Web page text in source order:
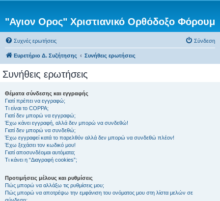
"Αγιον Ορος" Χριστιανικό Ορθόδοξο Φόρουμ
Συχνές ερωτήσεις Σύνδεση
Ευρετήριο Δ. Συζήτησης Συνήθεις ερωτήσεις
Συνήθεις ερωτήσεις
Θέματα σύνδεσης και εγγραφής
Γιατί πρέπει να εγγραφώ;
Τι είναι το COPPA;
Γιατί δεν μπορώ να εγγραφώ;
Έχω κάνει εγγραφή, αλλά δεν μπορώ να συνδεθώ!
Γιατί δεν μπορώ να συνδεθώ;
Έχω εγγραφεί κατά το παρελθόν αλλά δεν μπορώ να συνδεθώ πλέον!
Έχω ξεχάσει τον κωδικό μου!
Γιατί αποσυνδέομαι αυτόματα;
Τι κάνει η “Διαγραφή cookies”;
Προτιμήσεις μέλους και ρυθμίσεις
Πώς μπορώ να αλλάξω τις ρυθμίσεις μου;
Πώς μπορώ να αποτρέψω την εμφάνιση του ονόματος μου στη λίστα μελών σε